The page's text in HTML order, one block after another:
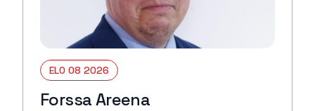
ELO 08 2026
Forssa Areena